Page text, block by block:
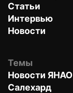
Статьи
Интервью
Новости
Темы
Новости ЯНАО
Салехард